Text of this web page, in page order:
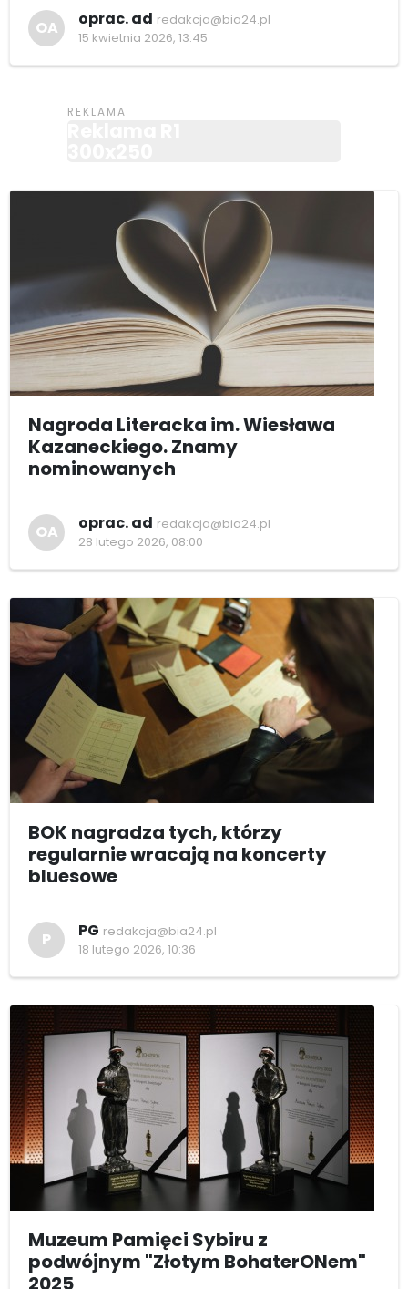
OA oprac. ad redakcja@bia24.pl
15 kwietnia 2026, 13:45
Nagroda Literacka im. Wiesława
Kazaneckiego. Znamy
nominowanych
OA oprac. ad redakcja@bia24.pl
28 lutego 2026, 08:00
BOK nagradza tych, którzy
regularnie wracają na koncerty
bluesowe
P PG redakcja@bia24.pl
18 lutego 2026, 10:36
Muzeum Pamięci Sybiru z
podwójnym "Złotym BohaterONem"
2025